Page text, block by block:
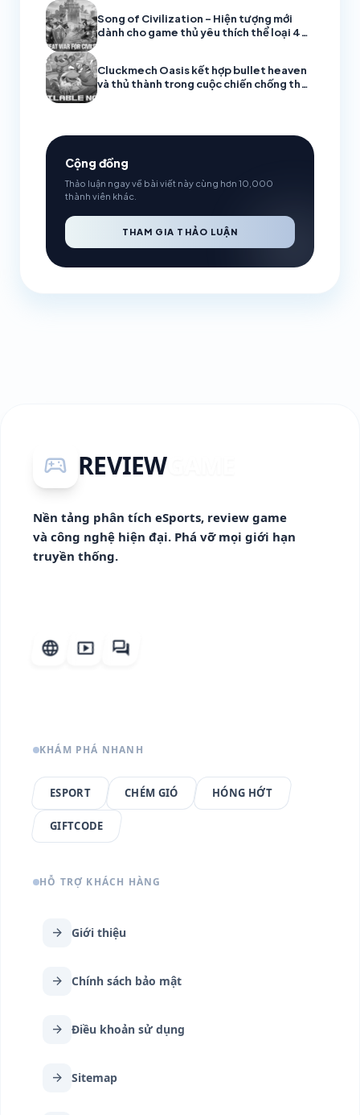
Song of Civilization – Hiện tượng mới
dành cho game thủ yêu thích thể loại 4X
Cluckmech Oasis kết hợp bullet heaven
và thủ thành trong cuộc chiến chống thực
Cộng đồng
Thảo luận ngay về bài viết này cùng hơn 10,000
thành viên khác.
THAM GIA THẢO LUẬN
sports_esports REVIEWGAME
Nền tảng phân tích eSports, review game
và công nghệ hiện đại. Phá vỡ mọi giới hạn
truyền thống.
language smart_display forum
KHÁM PHÁ NHANH
ESPORT CHÉM GIÓ HÓNG HỚT
GIFTCODE
HỖ TRỢ KHÁCH HÀNG
arrow_forward Giới thiệu
arrow_forward Chính sách bảo mật
arrow_forward Điều khoản sử dụng
arrow_forward Sitemap